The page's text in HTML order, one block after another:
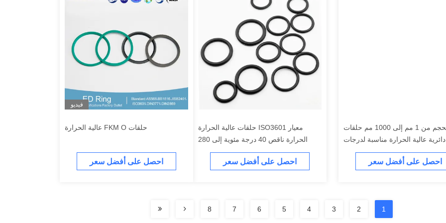
نطاق الحجم من 1 مم إلى 1000 مم حلقات
دائرية عالية الحرارة مناسبة لدرجات
الحرارة القصوى من -40 درجة مئوية إلى
280 درجة مئوية توفر حلول إحكام
احصل على أفضل سعر
معيار ISO3601 حلقات عالية الحرارة
الحرارة ناقص 40 درجة مئوية إلى 280
درجة مئوية مكونات الختم للبيئات ذات
درجات الحرارة القصوى
احصل على أفضل سعر
فيديو
حلقات FKM O عالية الحرارة
احصل على أفضل سعر
1
2
3
4
5
6
7
8